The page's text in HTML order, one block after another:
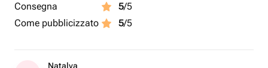
Consegna
5/5
Come pubblicizzato
5/5
Natalya